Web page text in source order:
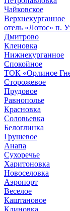
Чайковское
Верхнекурганное
отель «Лотос» п.
Дмитрово
Кленовка
Нижнекурганное
Спокойное
ТОК «Орлиное
Сторожевое
Прудовое
Равнополье
Красновка
Соловьевка
Белоглинка
Грушевое
Анапа
Сухоречье
Харитоновка
Новоселовка
Аэропорт
Веселое
Каштановое
Клиновка